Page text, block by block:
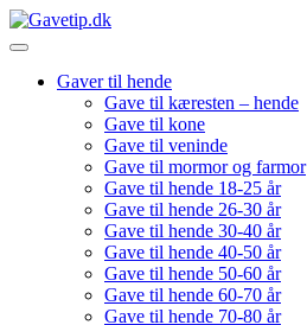
Gaver til hende
Gave til kæresten – hende
Gave til kone
Gave til veninde
Gave til mormor og farmor
Gave til hende 18-25 år
Gave til hende 26-30 år
Gave til hende 30-40 år
Gave til hende 40-50 år
Gave til hende 50-60 år
Gave til hende 60-70 år
Gave til hende 70-80 år